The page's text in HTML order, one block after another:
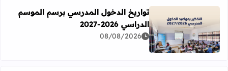
اقرأ المزيد عن تواريخ الدخول المدرسي برسم الموسم الدراسي 2026-
تواريخ الدخول المدرسي برسم الموسم
الدراسي 2026-2027
08/08/2026